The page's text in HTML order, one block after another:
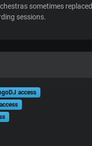
sometimes replaced
sessions.
access